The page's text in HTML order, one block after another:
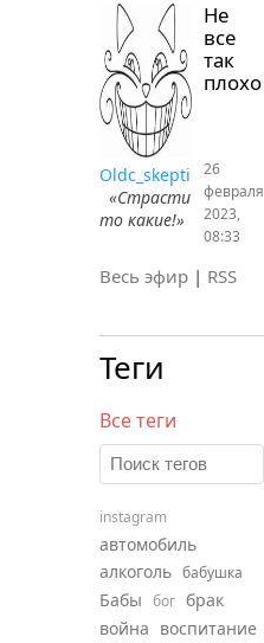
Не
все
так
плохо
Oldc_skepti
«Страсти
то какие!»
26
февраля
2023,
08:33
Весь эфир | RSS
Теги
Все теги
instagram
автомобиль
алкоголь бабушка
Бабы бог брак
война воспитание